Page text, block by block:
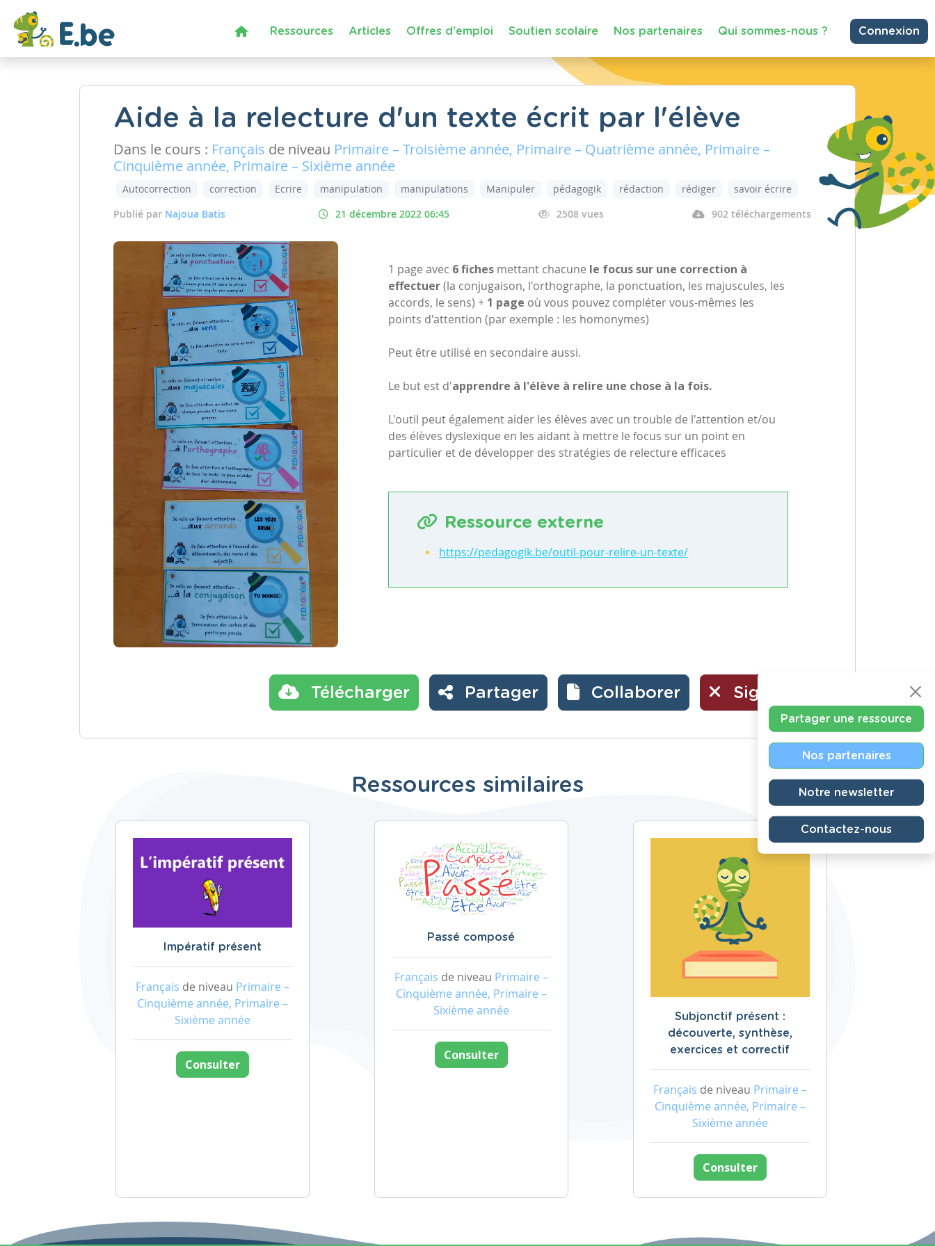
Ressources Articles Offres d'emploi Soutien scolaire Nos partenaires Qui sommes-nous ? Connexion
Aide à la relecture d'un texte écrit par l'élève
Dans le cours : Français de niveau Primaire – Troisième année, Primaire – Quatrième année, Primaire –
Cinquième année, Primaire – Sixième année
Autocorrection correction Ecrire manipulation manipulations Manipuler pédagogik rédaction rédiger
savoir écrire
Publié par Najoua Batis 21 décembre 2022 06:45 2508 vues 902 téléchargements
1 page avec 6 fiches mettant chacune le focus sur une correction à
effectuer(la conjugaison, l'orthographe, la ponctuation, les majuscules, les
accords, le sens) + 1 page où vous pouvez compléter vous-mêmes les
points d'attention (par exemple : les homonymes)
Peut être utilisé en secondaire aussi.
Le but est d'apprendre à l'élève à relire une chose à la fois.
L'outil peut également aider les élèves avec un trouble de l'attention et/ou
des élèves dyslexique en les aidant à mettre le focus sur un point en
particulier et de développer des stratégies de relecture efficaces
Ressource externe
https://pedagogik.be/outil-pour-relire-un-texte/
Télécharger Partager Collaborer Signaler
Ressources similaires
Impératif présent
Français de niveau Primaire –
Cinquième année, Primaire –
Sixième année
Consulter
Passé composé
Français de niveau Primaire –
Cinquième année, Primaire –
Sixième année
Consulter
Subjonctif présent :
découverte, synthèse,
exercices et correctif
Français de niveau Primaire –
Cinquième année, Primaire –
Sixième année
Consulter
Partager une ressource
Nos partenaires
Notre newsletter
Contactez-nous